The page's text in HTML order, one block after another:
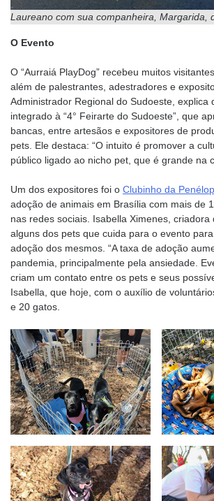
Laureano com sua companheira, Margarida,
O Evento
O “Aurraiá PlayDog” recebeu muitos
além de palestrantes, adestradores e
Administrador Regional do Sudoeste, explica
integrado à “4° Feirarte do Sudoeste”, que
bancas, entre artesãos e expositores de
pets. Ele destaca: “O intuito é promover a
público ligado ao nicho pet, que é grande na
Um dos expositores foi o Clubinho da
adoção de animais em Brasília com mais de
nas redes sociais. Isabella Ximenes, criadora
alguns dos pets que cuida para o evento
adoção dos mesmos. “A taxa de adoção
pandemia, principalmente pela ansiedade.
criam um contato entre os pets e seus
Isabella, que hoje, com o auxílio de
e 20 gatos.